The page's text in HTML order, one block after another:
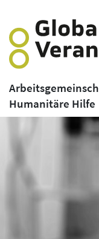
Humanitäre Hilfe